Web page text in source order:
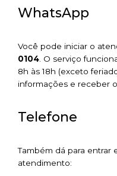
WhatsApp
Você pode iniciar o
0104 . O serviço
8h às 18h (exceto
informações e receber
Telefone
Também dá para entrar
atendimento: